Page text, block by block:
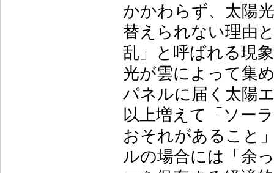
かかわらず、太陽
替えられない理由
乱」と呼ばれる現
光が雲によって集
パネルに届く太陽
以上増えて「ソー
おそれがあること
ルの場合には「余